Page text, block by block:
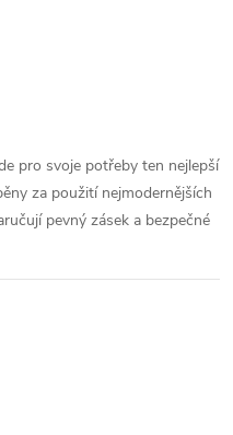
pro svoje potřeby ten nejlepší
za použití nejmodernějších
pevný zásek a bezpečné